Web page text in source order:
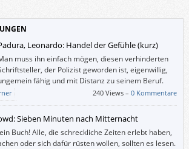
Leonardo: Handel der Gefühle (kurz)
muss ihn einfach mögen, diesen verhinderten
der Polizist geworden ist, eigenwillig,
fähig und mit Distanz zu seinem Beruf.
240 Views –0 Kommentare
Sieben Minuten nach Mitternacht
Buch! Alle, die schreckliche Zeiten erlebt haben,
oder sich dafür rüsten wollen, sollten es lesen.